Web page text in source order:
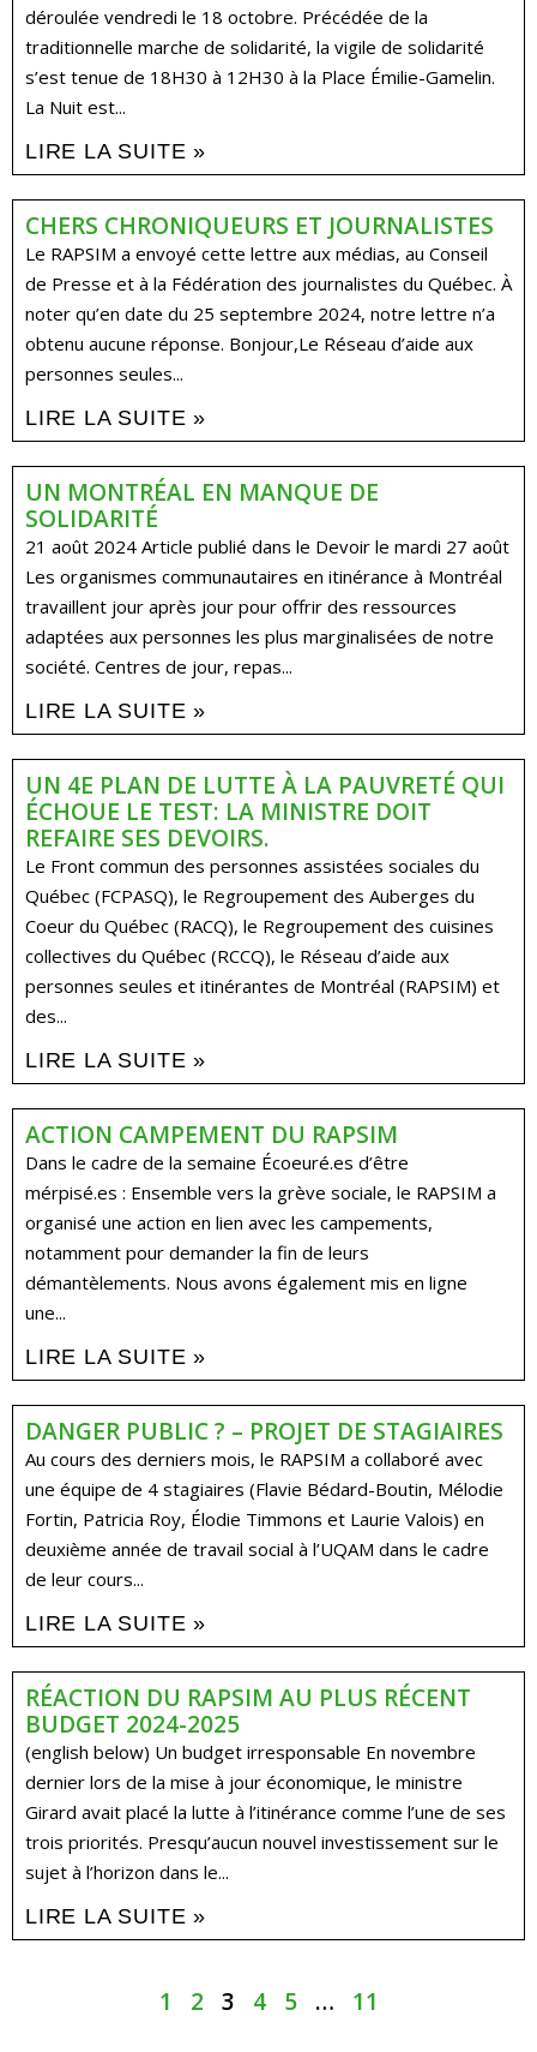
déroulée vendredi le 18 octobre. Précédée de la
traditionnelle marche de solidarité, la vigile de solidarité
s’est tenue de 18H30 à 12H30 à la Place Émilie-Gamelin.
La Nuit est...
LIRE LA SUITE »
CHERS CHRONIQUEURS ET JOURNALISTES
Le RAPSIM a envoyé cette lettre aux médias, au Conseil
de Presse et à la Fédération des journalistes du Québec. À
noter qu’en date du 25 septembre 2024, notre lettre n’a
obtenu aucune réponse. Bonjour,Le Réseau d’aide aux
personnes seules...
LIRE LA SUITE »
UN MONTRÉAL EN MANQUE DE
SOLIDARITÉ
21 août 2024 Article publié dans le Devoir le mardi 27 août
Les organismes communautaires en itinérance à Montréal
travaillent jour après jour pour offrir des ressources
adaptées aux personnes les plus marginalisées de notre
société. Centres de jour, repas...
LIRE LA SUITE »
UN 4E PLAN DE LUTTE À LA PAUVRETÉ QUI
ÉCHOUE LE TEST: LA MINISTRE DOIT
REFAIRE SES DEVOIRS.
Le Front commun des personnes assistées sociales du
Québec (FCPASQ), le Regroupement des Auberges du
Coeur du Québec (RACQ), le Regroupement des cuisines
collectives du Québec (RCCQ), le Réseau d’aide aux
personnes seules et itinérantes de Montréal (RAPSIM) et
des...
LIRE LA SUITE »
ACTION CAMPEMENT DU RAPSIM
Dans le cadre de la semaine Écoeuré.es d’être
mérpisé.es : Ensemble vers la grève sociale, le RAPSIM a
organisé une action en lien avec les campements,
notamment pour demander la fin de leurs
démantèlements. Nous avons également mis en ligne
une...
LIRE LA SUITE »
DANGER PUBLIC ? – PROJET DE STAGIAIRES
Au cours des derniers mois, le RAPSIM a collaboré avec
une équipe de 4 stagiaires (Flavie Bédard-Boutin, Mélodie
Fortin, Patricia Roy, Élodie Timmons et Laurie Valois) en
deuxième année de travail social à l’UQAM dans le cadre
de leur cours...
LIRE LA SUITE »
RÉACTION DU RAPSIM AU PLUS RÉCENT
BUDGET 2024-2025
(english below) Un budget irresponsable En novembre
dernier lors de la mise à jour économique, le ministre
Girard avait placé la lutte à l’itinérance comme l’une de ses
trois priorités. Presqu’aucun nouvel investissement sur le
sujet à l’horizon dans le...
LIRE LA SUITE »
1 2 3 4 5 … 11